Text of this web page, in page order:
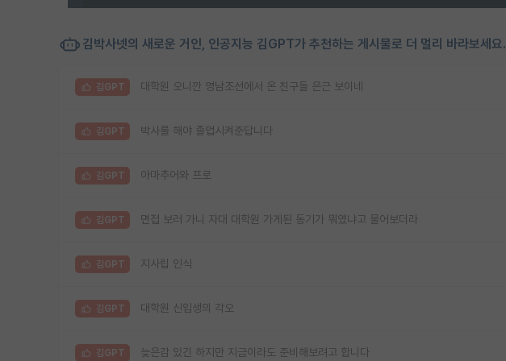
김박사넷의 새로운 거인, 인공지능 김GPT가 추천하는 게시물로 더 멀리 바라보세요.
김GPT 대학원 오니깐 영남조선에서 온 친구들 은근 보이네
김GPT 박사를 해야 졸업시켜준답니다
김GPT 아마추어와 프로
김GPT 면접 보러 가니 자대 대학원 가게된 동기가 뭐였냐고 물어보더라
김GPT 지사립 인식
김GPT 대학원 신입생의 각오
김GPT 늦은감 있긴 하지만 지금이라도 준비해보려고 합니다